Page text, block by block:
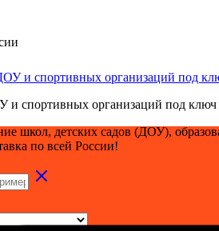
спортивных организаций под ключ
школ, детских садов (ДОУ),
по всей России!